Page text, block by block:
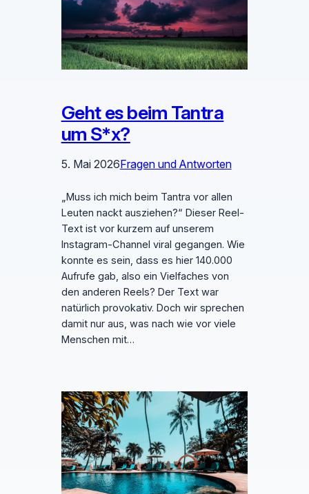
Geht es beim Tantra
um S*x?
5. Mai 2026Fragen und Antworten
„Muss ich mich beim Tantra vor allen
Leuten nackt ausziehen?“ Dieser Reel-
Text ist vor kurzem auf unserem
Instagram-Channel viral gegangen. Wie
konnte es sein, dass es hier 140.000
Aufrufe gab, also ein Vielfaches von
den anderen Reels? Der Text war
natürlich provokativ. Doch wir sprechen
damit nur aus, was nach wie vor viele
Menschen mit…